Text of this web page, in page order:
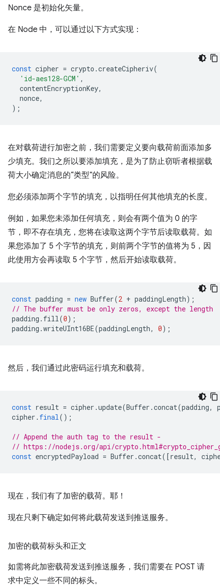
Nonce 是初始化矢量。
在 Node 中，可以通过以下方式实现：
const cipher = crypto .createCipheriv(
'id-aes128-GCM' ,
contentEncryptionKey,
nonce,
);
在对载荷进行加密之前，我们需要定义要向载荷前面添加多
少填充。我们之所以要添加填充，是为了防止窃听者根据载
荷大小确定消息的“类型”的风险。
您必须添加两个字节的填充，以指明任何其他填充的长度。
例如，如果您未添加任何填充，则会有两个值为 0 的字
节，即不存在填充，您将在读取这两个字节后读取载荷。如
果您添加了 5 个字节的填充，则前两个字节的值将为 5，因
此使用方会再读取 5 个字节，然后开始读取载荷。
const padding = new Buffer(2 + paddingLength);
// The buffer must be only zeros, except the length
padding . fill(0);
padding .writeUInt16BE(paddingLength, 0);
然后，我们通过此密码运行填充和载荷。
const result = cipher .update(Buffer .concat(padding,
cipher . final();
// Append the auth tag to the result -
// https://nodejs.org/api/
const encryptedPayload = Buffer .concat([result,
现在，我们有了加密的载荷。耶！
现在只剩下确定如何将此载荷发送到推送服务。
加密的载荷标头和正文
如需将此加密载荷发送到推送服务，我们需要在 POST 请
求中定义一些不同的标头。